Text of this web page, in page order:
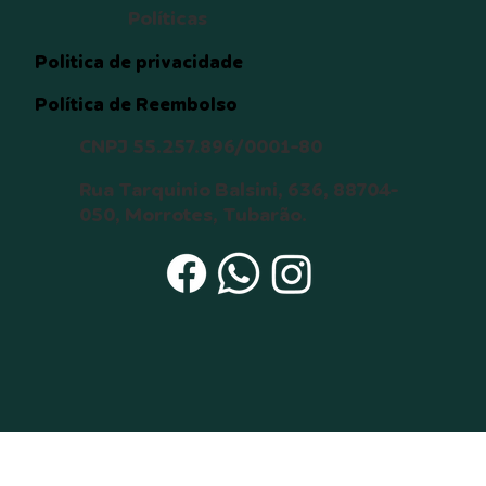
destino que envolva o animal,
tais como desaparecimento ou
morte;
12. Manter contato com o
doador temporário por meio de
mensagens de texto, vídeo e
foto para obter notícias do
animal até a completa
adaptação do animal (6 meses).
Estou ciente de que:
a) Um cão ou gato pode viver
Política de Reembolso
Politica de privacidade
Políticas
CNPJ 55.257.896/0001-80
Rua Tarquinio Balsini, 636, 88704-
050, Morrotes, Tubarão.